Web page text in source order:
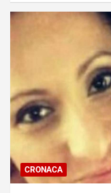
CRONACA